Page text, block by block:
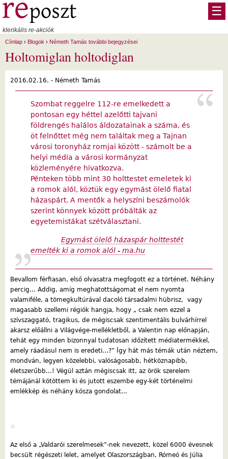
Ugrás a tartalomra
klerikális re-akciók
☰
Címlap › Blogok › Németh Tamás további bejegyzései
Holtomiglan holtodiglan
2016.02.16. - Németh Tamás
Szombat reggelre 112-re emelkedett a
pontosan egy héttel azelőtti tajvani
földrengés halálos áldozatainak a száma, és
öt felnőttet még nem találtak meg a Tajnan
városi toronyház romjai között - számolt be a
helyi média a városi kormányzat
közleményére hivatkozva.
Pénteken több mint 30 holttestet emeletek ki
a romok alól, köztük egy egymást ölelő fiatal
házaspárt. A mentők a helyszíni beszámolók
szerint könnyek között próbálták az
egyetemistákat szétválasztani.
Egymást ölelő házaspár holttestét
emelték ki a romok alól - ma.hu
Bevallom férfiasan, első olvasatra megfogott ez a történet. Néhány
percig... Addig, amíg meghatottságomat el nem nyomta
valamiféle, a tömegkultúrával dacoló társadalmi hübrisz, vagy
magasabb szellemi régiók hangja, hogy „ csak nem ezzel a
szívszaggató, tragikus, de mégiscsak szentimentális bulvárhírrel
akarsz előállni a Világvége-mellékletből, a Valentin nap előnapján,
tehát egy minden bizonnyal tudatosan időzített médiatermékkel,
amely ráadásul nem is eredeti...?” Így hát más témák után néztem,
mondván, legyen közelebbi, valóságosabb, hétköznapibb,
életszerűbb...! Végül aztán mégiscsak itt, az örök szerelem
témájánál kötöttem ki és jutott eszembe egy-két történelmi
emlékkép és néhány kósza gondolat...
Az első a „Valdarói szerelmesek”-nek nevezett, közel 6000 évesnek
becsült régészeti lelet, amelyet Olaszországban, Rómeó és Júlia